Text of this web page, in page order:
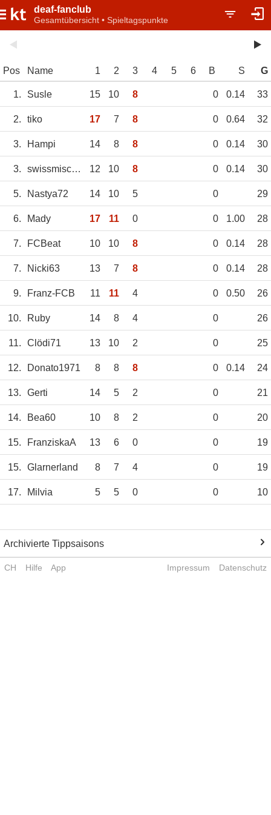
deaf-fanclub
Gesamtübersicht • Spieltagspunkte
Pos Name 1 2 3 4 5 6 B S G
1. Susle 15 10 8 0 0.14 33
2. tiko 17 7 8 0 0.64 32
3. Hampi 14 8 8 0 0.14 30
3. swissmischa66 12 10 8 0 0.14 30
5. Nastya72 14 10 5 0 29
6. Mady 17 11 0 0 1.00 28
7. FCBeat 10 10 8 0 0.14 28
7. Nicki63 13 7 8 0 0.14 28
9. Franz-FCB 11 11 4 0 0.50 26
10. Ruby 14 8 4 0 26
11. Clödi71 13 10 2 0 25
12. Donato1971 8 8 8 0 0.14 24
13. Gerti 14 5 2 0 21
14. Bea60 10 8 2 0 20
15. FranziskaA 13 6 0 0 19
15. Glarnerland 8 7 4 0 19
17. Milvia 5 5 0 0 10
Archivierte Tippsaisons
CH Hilfe App Impressum Datenschutz